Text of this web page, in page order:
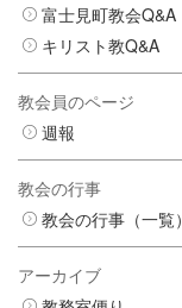
富士見町教会Q&A
キリスト教Q&A
教会員のページ
週報
教会の行事
教会の行事（一覧）
アーカイブ